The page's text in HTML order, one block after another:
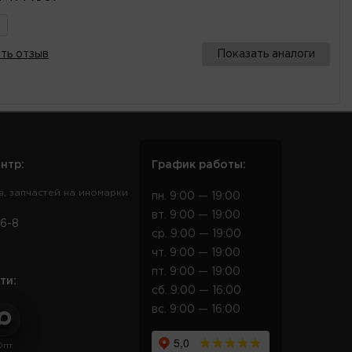
отзыв Показать аналоги
запчастей на иномарки
8
График работы:
пн. 9:00 — 19:00
вт. 9:00 — 19:00
ср. 9:00 — 19:00
чт. 9:00 — 19:00
пт. 9:00 — 19:00
сб. 9:00 — 16:00
вс. 9:00 — 16:00